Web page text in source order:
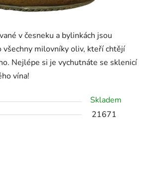
v česneku a bylinkách jsou
milovníky oliv, kteří chtějí
Nejlépe si je vychutnáte se sklenicí
vína!
Skladem
21671